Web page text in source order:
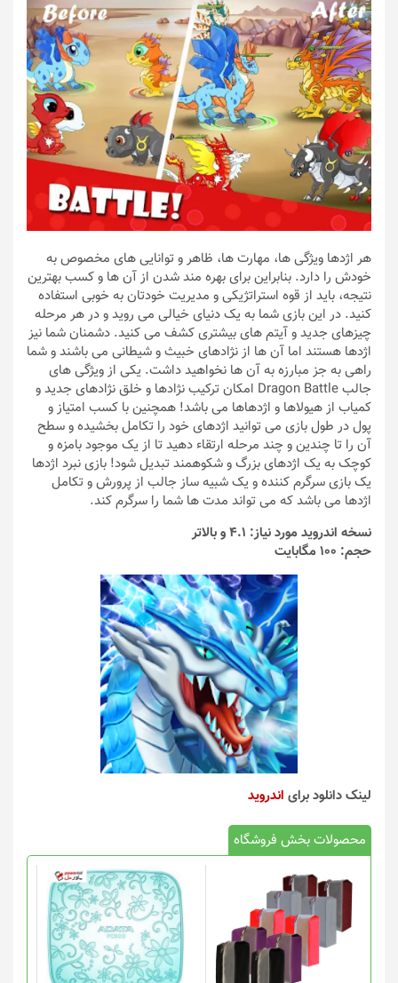
هر اژدها ویژگی ها، مهارت ها، ظاهر و توانایی های مخصوص به
خودش را دارد. بنابراین برای بهره مند شدن از آن ها و کسب بهترین
نتیجه، باید از قوه استراتژیکی و مدیریت خودتان به خوبی استفاده
کنید. در این بازی شما به یک دنیای خیالی می روید و در هر مرحله
چیزهای جدید و آیتم های بیشتری کشف می کنید. دشمنان شما نیز
اژدها هستند اما آن ها از نژادهای خبیث و شیطانی می باشند و شما
راهی به جز مبارزه به آن ها نخواهید داشت. یکی از ویژگی های
جالب Dragon Battle امکان ترکیب نژادها و خلق نژادهای جدید و
کمیاب از هیولاها و اژدهاها می باشد! همچنین با کسب امتیاز و
پول در طول بازی می توانید اژدهای خود را تکامل بخشیده و سطح
آن را تا چندین و چند مرحله ارتقاء دهید تا از یک موجود بامزه و
کوچک به یک اژدهای بزرگ و شکوهمند تبدیل شود! بازی نبرد اژدها
یک بازی سرگرم کننده و یک شبیه ساز جالب از پرورش و تکامل
اژدها می باشد که می تواند مدت ها شما را سرگرم کند.
نسخه اندروید مورد نیاز: 4.1 و بالاتر
حجم: 100 مگابایت
لینک دانلود برای اندروید
محصولات بخش فروشگاه